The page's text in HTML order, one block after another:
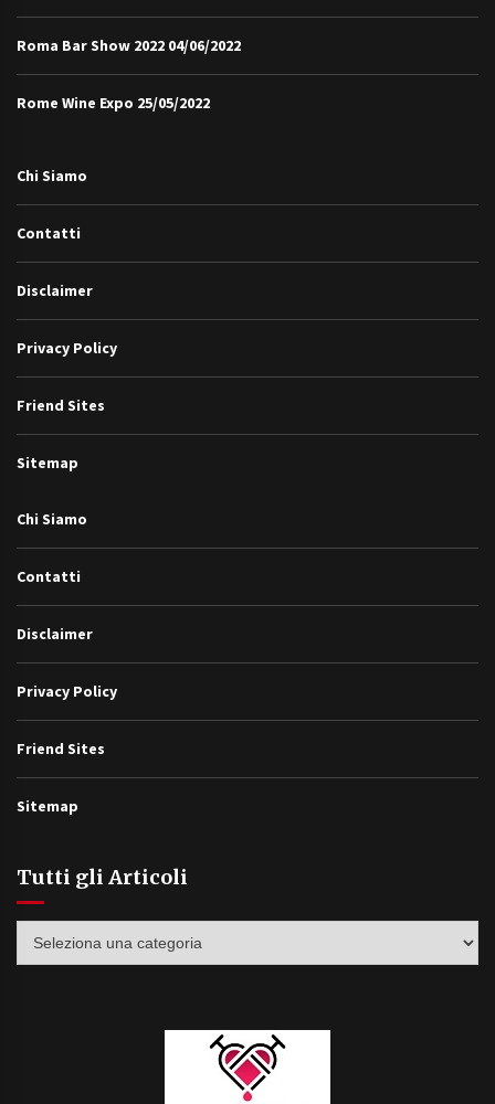
Roma Bar Show 2022 04/06/2022
Rome Wine Expo 25/05/2022
Chi Siamo
Contatti
Disclaimer
Privacy Policy
Friend Sites
Sitemap
Chi Siamo
Contatti
Disclaimer
Privacy Policy
Friend Sites
Sitemap
Tutti gli Articoli